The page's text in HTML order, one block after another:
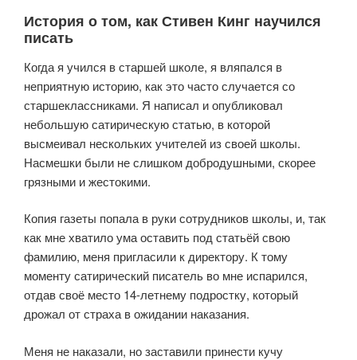
История о том, как Стивен Кинг научился
писать
Когда я учился в старшей школе, я вляпался в
неприятную историю, как это часто случается со
старшеклассниками. Я написал и опубликовал
небольшую сатирическую статью, в которой
высмеивал нескольких учителей из своей школы.
Насмешки были не слишком добродушными, скорее
грязными и жестокими.
Копия газеты попала в руки сотрудников школы, и, так
как мне хватило ума оставить под статьёй свою
фамилию, меня пригласили к директору. К тому
моменту сатирический писатель во мне испарился,
отдав своё место 14-летнему подростку, который
дрожал от страха в ожидании наказания.
Меня не наказали, но заставили принести кучу